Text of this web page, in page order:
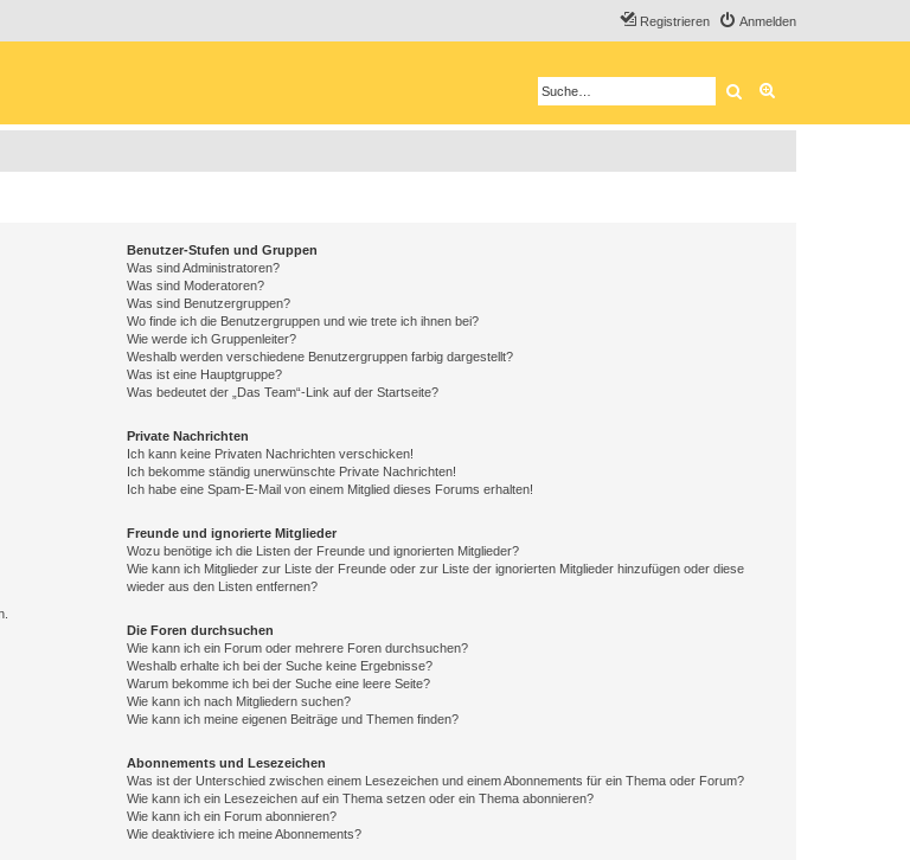
Anmelden
Registrieren
Suche
Benutzer-Stufen und Gruppen
Was sind Administratoren?
Was sind Moderatoren?
Was sind Benutzergruppen?
Wo finde ich die Benutzergruppen und wie trete ich ihnen bei?
Wie werde ich Gruppenleiter?
Weshalb werden verschiedene Benutzergruppen farbig dargestellt?
Was ist eine Hauptgruppe?
Was bedeutet der „Das Team“-Link auf der Startseite?
Private Nachrichten
Ich kann keine Privaten Nachrichten verschicken!
Ich bekomme ständig unerwünschte Private Nachrichten!
Ich habe eine Spam-E-Mail von einem Mitglied dieses Forums erhalten!
Freunde und ignorierte Mitglieder
Wozu benötige ich die Listen der Freunde und ignorierten Mitglieder?
Wie kann ich Mitglieder zur Liste der Freunde oder zur Liste der ignorierten Mitglieder hinzufügen oder diese
wieder aus den Listen entfernen?
Die Foren durchsuchen
Wie kann ich ein Forum oder mehrere Foren durchsuchen?
Weshalb erhalte ich bei der Suche keine Ergebnisse?
Warum bekomme ich bei der Suche eine leere Seite?
Wie kann ich nach Mitgliedern suchen?
Wie kann ich meine eigenen Beiträge und Themen finden?
Abonnements und Lesezeichen
Was ist der Unterschied zwischen einem Lesezeichen und einem Abonnements für ein Thema oder Forum?
Wie kann ich ein Lesezeichen auf ein Thema setzen oder ein Thema abonnieren?
Wie kann ich ein Forum abonnieren?
Wie deaktiviere ich meine Abonnements?